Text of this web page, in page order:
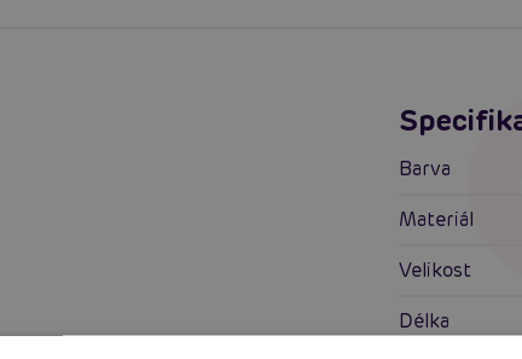
Barva
Materiál
Velikost
Délka